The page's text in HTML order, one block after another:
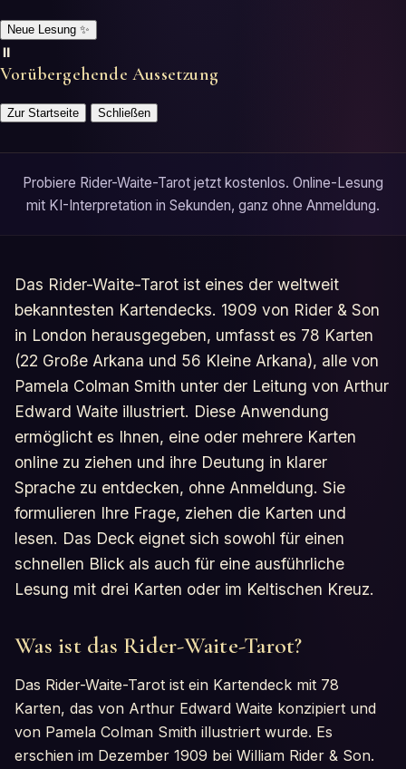
Neue Lesung ✨
⏸️
Vorübergehende Aussetzung
Zur Startseite Schließen
Probiere Rider-Waite-Tarot jetzt kostenlos. Online-Lesung
mit KI-Interpretation in Sekunden, ganz ohne Anmeldung.
Das Rider-Waite-Tarot ist eines der weltweit
bekanntesten Kartendecks. 1909 von Rider & Son
in London herausgegeben, umfasst es 78 Karten
(22 Große Arkana und 56 Kleine Arkana), alle von
Pamela Colman Smith unter der Leitung von Arthur
Edward Waite illustriert. Diese Anwendung
ermöglicht es Ihnen, eine oder mehrere Karten
online zu ziehen und ihre Deutung in klarer
Sprache zu entdecken, ohne Anmeldung. Sie
formulieren Ihre Frage, ziehen die Karten und
lesen. Das Deck eignet sich sowohl für einen
schnellen Blick als auch für eine ausführliche
Lesung mit drei Karten oder im Keltischen Kreuz.
Was ist das Rider-Waite-Tarot?
Das Rider-Waite-Tarot ist ein Kartendeck mit 78
Karten, das von Arthur Edward Waite konzipiert und
von Pamela Colman Smith illustriert wurde. Es
erschien im Dezember 1909 bei William Rider & Son.